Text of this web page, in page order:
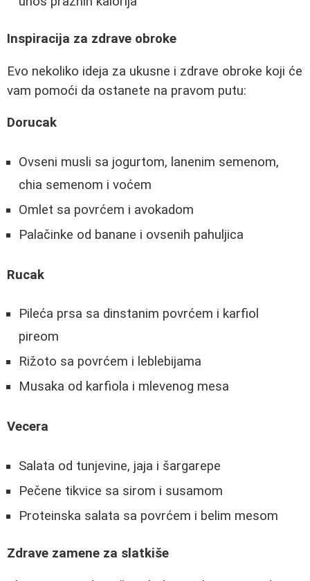
Inspiracija za zdrave obroke
Evo nekoliko ideja za ukusne i zdrave obroke koji će
vam pomoći da ostanete na pravom putu:
Dorucak
Ovseni musli sa jogurtom, lanenim semenom,
chia semenom i voćem
Omlet sa povrćem i avokadom
Palačinke od banane i ovsenih pahuljica
Rucak
Pileća prsa sa dinstanim povrćem i karfiol
pireom
Rižoto sa povrćem i leblebijama
Musaka od karfiola i mlevenog mesa
Vecera
Salata od tunjevine, jaja i šargarepe
Pečene tikvice sa sirom i susamom
Proteinska salata sa povrćem i belim mesom
Zdrave zamene za slatkiše